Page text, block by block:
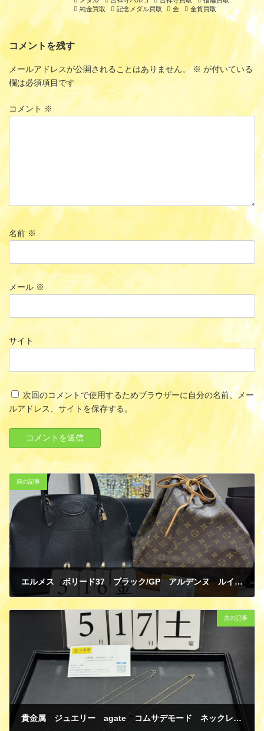
純金買取
記念メダル買取 金 金貨買取
コメントを残す
メールアドレスが公開されることはありません。 ※ が付いている
欄は必須項目です
コメント ※
名前 ※
メール ※
サイト
次回のコメントで使用するためブラウザーに自分の名前、メー
ルアドレス、サイトを保存する。
前の記事
エルメス ボリード37 ブラック/GP アルデンヌ ルイ・ヴィトン モノグラム ノエ M42224 買取
次の記事
貴金属 ジュエリー agate コムサデモード ネックレス K10イエローゴールド ダイヤモンド アメジスト 買取